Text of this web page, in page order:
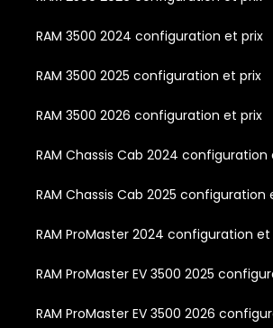
RAM 3500 2024 configuration et prix
RAM 3500 2025 configuration et prix
RAM 3500 2026 configuration et prix
RAM Chassis Cab 2024 configuration
RAM Chassis Cab 2025 configuration
RAM ProMaster 2024 configuration et
RAM ProMaster EV 3500 2025
RAM ProMaster EV 3500 2026